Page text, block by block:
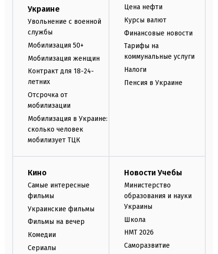
Украине
Увольнение с военной
службы
Мобилизация 50+
Мобилизация женщин
Контракт для 18-24-
летних
Отсрочка от
мобилизации
Мобилизация в Украине:
сколько человек
мобилизует ТЦК
Цена нефти
Курсы валют
Финансовые новости
Тарифы на
коммунальные услуги
Налоги
Пенсия в Украине
Кино
Самые интересные
фильмы
Украинские фильмы
Фильмы на вечер
Комедии
Сериалы
Новости Учебы
Министерство
образования и науки
Украины
Школа
НМТ 2026
Саморазвитие